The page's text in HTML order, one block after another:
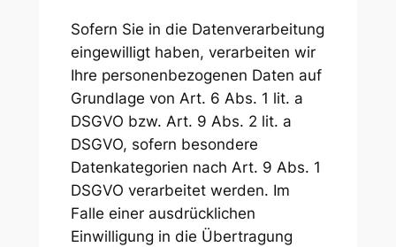
Sofern Sie in die Datenverarbeitung
eingewilligt haben, verarbeiten wir
Ihre personenbezogenen Daten auf
Grundlage von Art. 6 Abs. 1 lit. a
DSGVO bzw. Art. 9 Abs. 2 lit. a
DSGVO, sofern besondere
Datenkategorien nach Art. 9 Abs. 1
DSGVO verarbeitet werden. Im
Falle einer ausdrücklichen
Einwilligung in die Übertragung